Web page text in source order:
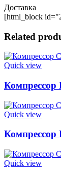
Доставка
[html_block
Related
Quick view
Компрессор
Quick view
Компрессор
Quick view